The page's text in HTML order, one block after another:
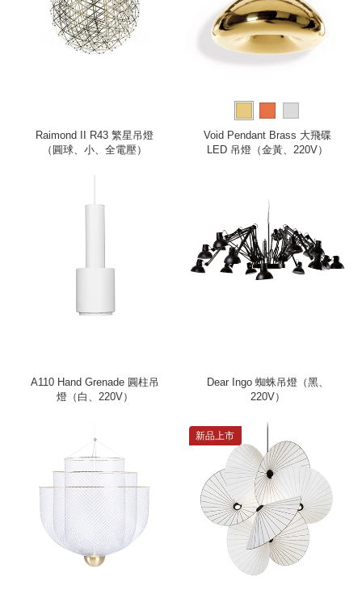
Raimond II R43 繁星吊燈
（圓球、小、全電壓）
Void Pendant Brass 大飛碟
LED 吊燈（金黃、220V）
A110 Hand Grenade 圓柱吊
燈（白、220V）
Dear Ingo 蜘蛛吊燈（黑、
220V）
新品上市